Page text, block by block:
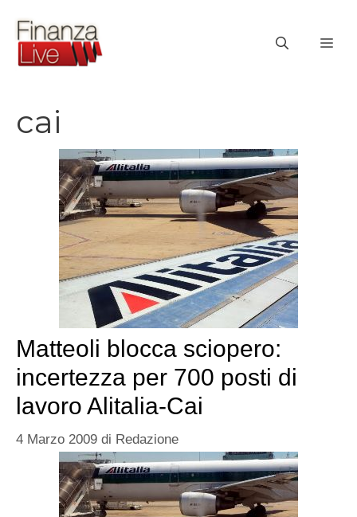
contenuto
cai
Matteoli blocca sciopero:
incertezza per 700 posti di
lavoro Alitalia-Cai
4 Marzo 2009 di Redazione